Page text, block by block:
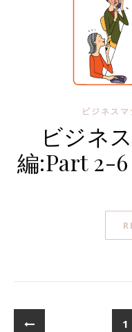
ビジネス
ビジネ
編:Part 2-
1